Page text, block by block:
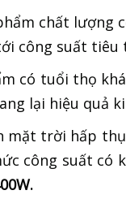
chất lượng
công suất tiêu
có tuổi thọ
lại hiệu quả
mặt trời hấp
công suất có